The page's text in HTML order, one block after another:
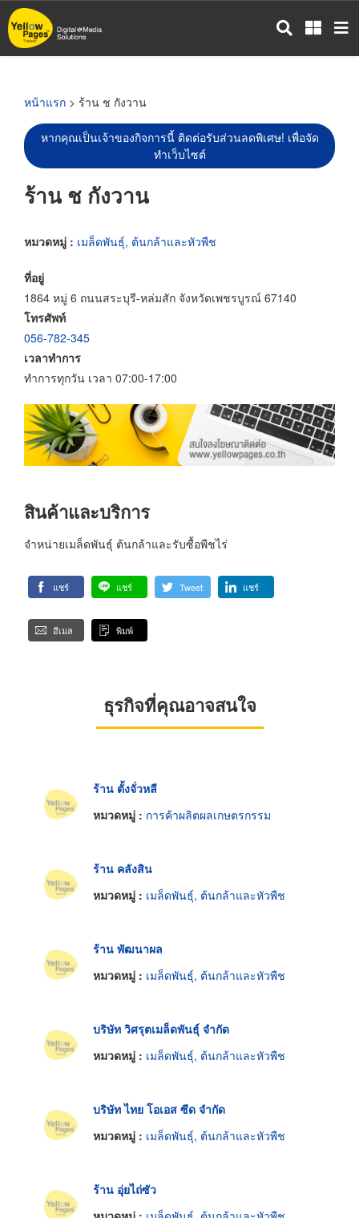
ข้าม
ไป
หน้าแรก > ร้าน ช กังวาน
หากคุณเป็นเจ้าของกิจการนี้ ติดต่อรับส่วนลดพิเศษ! เพื่อจัด
ทำเว็บไซต์
ร้าน ช กังวาน
หมวดหมู่ : เมล็ดพันธุ์, ต้นกล้าและหัวพืช
ที่อยู่
1864 หมู่ 6 ถนนสระบุรี-หล่มสัก จังหวัดเพชรบูรณ์ 67140
โทรศัพท์
056-782-345
เวลาทำการ
ทำการทุกวัน เวลา 07:00-17:00
สินค้าและบริการ
จำหน่ายเมล็ดพันธุ์ ต้นกล้าและรับซื้อพืชไร่
แชร์ แชร์ Tweet แชร์
อีเมล พิมพ์
ธุรกิจที่คุณอาจสนใจ
ร้าน ตั้งจั่วหลี
หมวดหมู่ : การค้าผลิตผลเกษตรกรรม
ร้าน คลังสิน
หมวดหมู่ : เมล็ดพันธุ์, ต้นกล้าและหัวพืช
ร้าน พัฒนาผล
หมวดหมู่ : เมล็ดพันธุ์, ต้นกล้าและหัวพืช
บริษัท วิศรุตเมล็ดพันธุ์ จำกัด
หมวดหมู่ : เมล็ดพันธุ์, ต้นกล้าและหัวพืช
บริษัท ไทย โอเอส ซีด จำกัด
หมวดหมู่ : เมล็ดพันธุ์, ต้นกล้าและหัวพืช
ร้าน อุ่ยไถ่ซัว